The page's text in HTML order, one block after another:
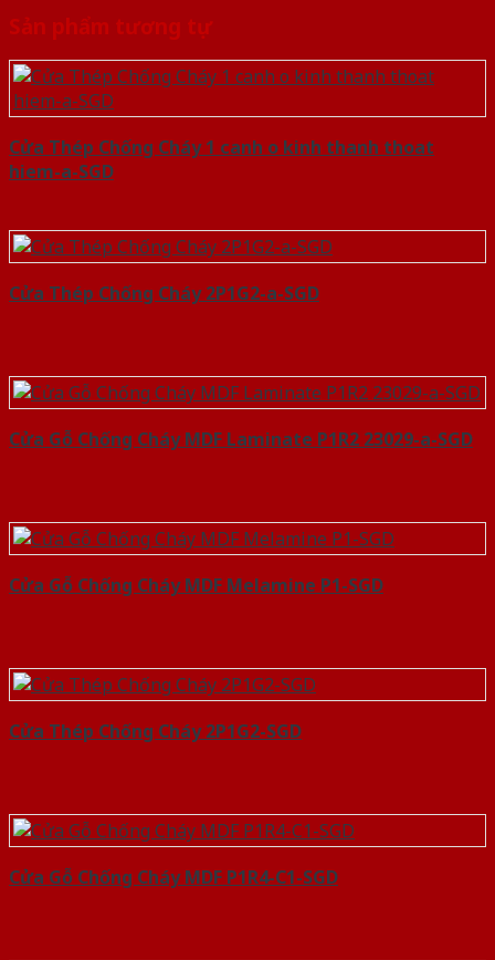
Sản phẩm tương tự
Cửa Thép Chống Cháy 1 canh o kinh thanh thoat
hiem-a-SGD
Cửa Thép Chống Cháy 2P1G2-a-SGD
Cửa Gỗ Chống Cháy MDF Laminate P1R2 23029-a-SGD
Cửa Gỗ Chống Cháy MDF Melamine P1-SGD
Cửa Thép Chống Cháy 2P1G2-SGD
Cửa Gỗ Chống Cháy MDF P1R4-C1-SGD